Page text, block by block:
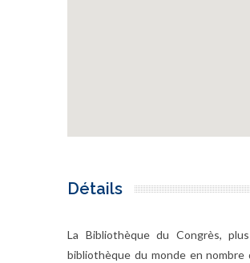
Détails
La Bibliothèque du Congrès,
bibliothèque du monde en nombre